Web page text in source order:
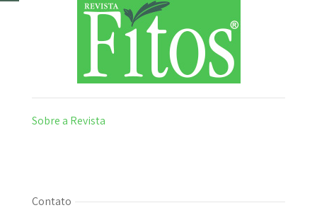
Sobre a Revista
Contato